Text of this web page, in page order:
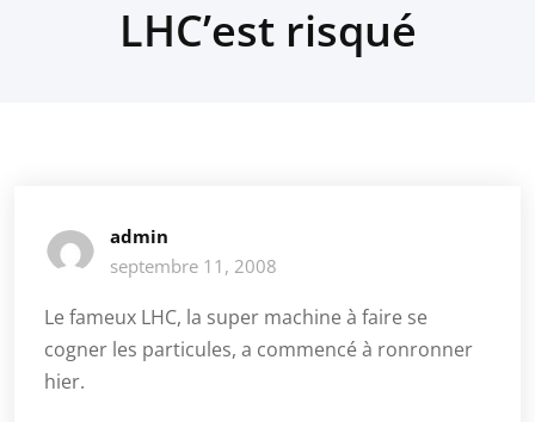
LHC’est risqué
admin
septembre 11, 2008
Le fameux LHC, la super machine à faire se
cogner les particules, a commencé à ronronner
hier.